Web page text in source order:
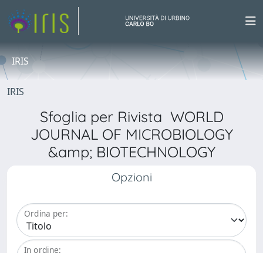
IRIS
IRIS
Sfoglia per Rivista WORLD
JOURNAL OF MICROBIOLOGY
&amp; BIOTECHNOLOGY
Opzioni
Ordina per:
In ordine: